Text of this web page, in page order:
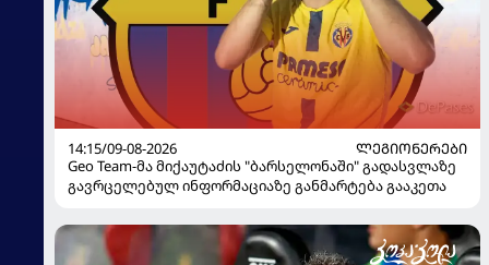
14:15/09-08-2026
ᲚᲔᲒᲘᲝᲜᲔᲠᲔᲑᲘ
Geo Team-მა მიქაუტაძის "ბარსელონაში" გადასვლაზე
გავრცელებულ ინფორმაციაზე განმარტება გააკეთა